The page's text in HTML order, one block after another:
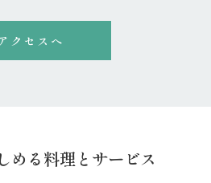
クセスへ
める料理とサービス